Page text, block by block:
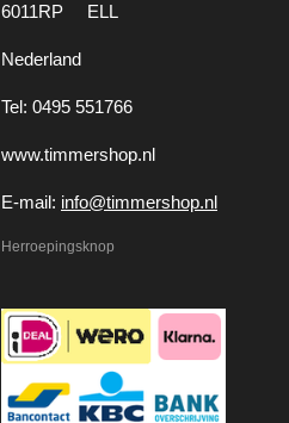
6011RP ELL
Nederland
Tel: 0495 551766
www.timmershop.nl
E-mail: info@timmershop.nl
Herroepingsknop